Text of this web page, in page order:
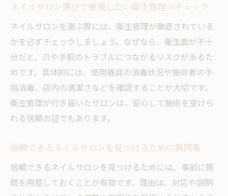
忙しい毎日でも通いやすいネイルサロンのポイ
ント
ネイルサロンのネット予約でスムーズな来
店体験
通いやすいネイルサロンの営業時間をチェ
ック
アクセス便利なネイルサロンの選び方
徴
短時間施術が可能なネイルサロンの魅力
支払い方法が豊富なネイルサロンの利便性
ネイルサロン選びで重視したい衛生管理のチェック
ネイルサロンを選ぶ際には、衛生管理が徹底されている
かを必ずチェックしましょう。なぜなら、衛生面が不十
分だと、爪や手肌のトラブルにつながるリスクがあるた
めです。具体的には、使用器具の消毒状況や施術者の手
指消毒、店内の清潔さなどを確認することが大切です。
衛生管理が行き届いたサロンは、安心して施術を受けら
れる信頼の証でもあります。
信頼できるネイルサロンを見つけるための質問集
信頼できるネイルサロンを見つけるためには、事前に質
問を用意しておくことが有効です。理由は、対応や説明